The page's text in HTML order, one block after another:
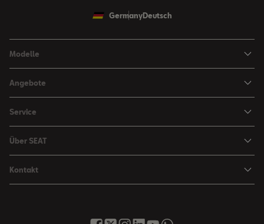
GermanyDeutsch
Modelle
Leon
Leon Sportstourer
SEAT Ateca Compact SUV (discontinued)
Angebote
SEAT FOR BUSINESS Angebote
Gebrauchtfahrzeuge
Finanzdienstleistung
Service
Senderlogos
Über SEAT
Kontakt